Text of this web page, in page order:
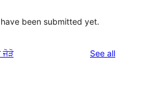
been submitted yet.
ਜੋੜੋ See allreviews